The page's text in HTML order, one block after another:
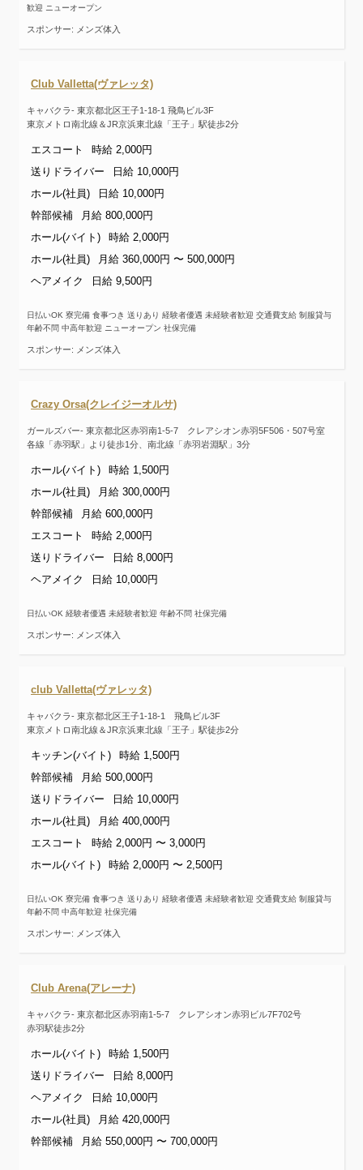
歓迎 ニューオープン
スポンサー: メンズ体入
Club Valletta(ヴァレッタ)
キャバクラ- 東京都北区王子1-18-1 飛鳥ビル3F
東京メトロ南北線＆JR京浜東北線「王子」駅徒歩2分
エスコート
時給 2,000円
送りドライバー
日給 10,000円
ホール(社員)
日給 10,000円
幹部候補
月給 800,000円
ホール(バイト)
時給 2,000円
ホール(社員)
月給 360,000円 〜 500,000円
ヘアメイク
日給 9,500円
日払いOK 寮完備 食事つき 送りあり 経験者優遇 未経験者歓迎 交通費支給 制服貸与
年齢不問 中高年歓迎 ニューオープン 社保完備
スポンサー: メンズ体入
Crazy Orsa(クレイジーオルサ)
ガールズバー- 東京都北区赤羽南1-5-7 クレアシオン赤羽5F506・507号室
各線「赤羽駅」より徒歩1分、南北線「赤羽岩淵駅」3分
ホール(バイト)
時給 1,500円
ホール(社員)
月給 300,000円
幹部候補
月給 600,000円
エスコート
時給 2,000円
送りドライバー
日給 8,000円
ヘアメイク
日給 10,000円
日払いOK 経験者優遇 未経験者歓迎 年齢不問 社保完備
スポンサー: メンズ体入
club Valletta(ヴァレッタ)
キャバクラ- 東京都北区王子1-18-1 飛鳥ビル3F
東京メトロ南北線＆JR京浜東北線「王子」駅徒歩2分
キッチン(バイト)
時給 1,500円
幹部候補
月給 500,000円
送りドライバー
日給 10,000円
ホール(社員)
月給 400,000円
エスコート
時給 2,000円 〜 3,000円
ホール(バイト)
時給 2,000円 〜 2,500円
日払いOK 寮完備 食事つき 送りあり 経験者優遇 未経験者歓迎 交通費支給 制服貸与
年齢不問 中高年歓迎 社保完備
スポンサー: メンズ体入
Club Arena(アレーナ)
キャバクラ- 東京都北区赤羽南1-5-7 クレアシオン赤羽ビル7F702号
赤羽駅徒歩2分
ホール(バイト)
時給 1,500円
送りドライバー
日給 8,000円
ヘアメイク
日給 10,000円
ホール(社員)
月給 420,000円
幹部候補
月給 550,000円 〜 700,000円